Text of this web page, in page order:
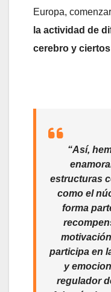
Europa,
la actividad de
cerebro y
“Así,
estructuras
como el
forma
participa en
y
regulador